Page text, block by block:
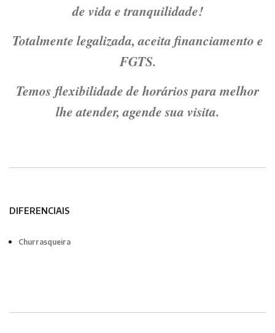
de vida e tranquilidade!
Totalmente legalizada, aceita financiamento e
FGTS.
Temos flexibilidade de horários para melhor
lhe atender, agende sua visita.
DIFERENCIAIS
Churrasqueira